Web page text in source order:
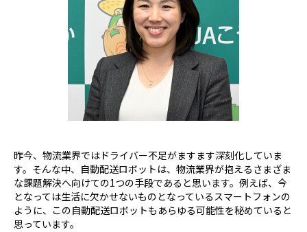
昨今、物流業界ではドライバー不足がますます深刻化していま
す。そんな中、自動配送ロボットは、物流業界が抱えるさまざま
な課題解決へ向けての1つの手段であると思います。例えば、今
となっては生活に欠かせないものとなっているスマートフォンの
ように、この自動配送ロボットもあらゆる可能性を秘めていると
思っています。